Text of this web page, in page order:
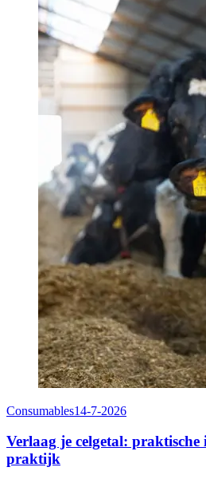
Consumables14-7-2026
Verlaag je celgetal:
praktijk